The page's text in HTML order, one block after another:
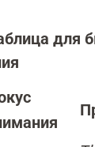
для